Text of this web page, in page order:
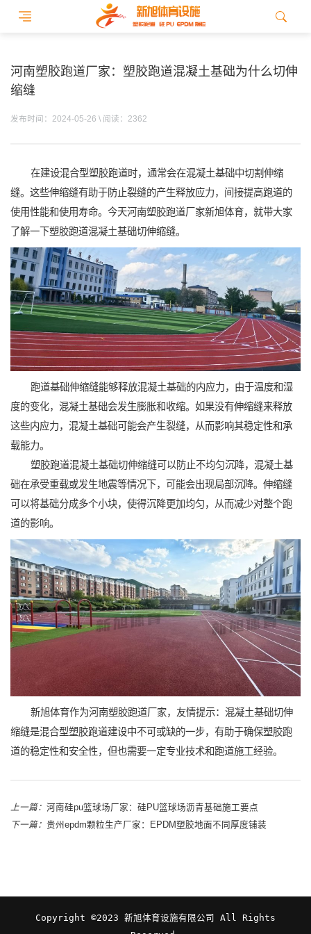
河南塑胶跑道厂家：塑胶跑道混凝土基础为什么切伸
缩缝
发布时间：2024-05-26 \ 阅读：2362
在建设混合型塑胶跑道时，通常会在混凝土基础中切割伸缩
缝。这些伸缩缝有助于防止裂缝的产生释放应力，间接提高跑道的
使用性能和使用寿命。今天河南塑胶跑道厂家新旭体育，就带大家
了解一下塑胶跑道混凝土基础切伸缩缝。
跑道基础伸缩缝能够释放混凝土基础的内应力，由于温度和湿
度的变化，混凝土基础会发生膨胀和收缩。如果没有伸缩缝来释放
这些内应力，混凝土基础可能会产生裂缝，从而影响其稳定性和承
载能力。
塑胶跑道混凝土基础切伸缩缝可以防止不均匀沉降，混凝土基
础在承受重载或发生地震等情况下，可能会出现局部沉降。伸缩缝
可以将基础分成多个小块，使得沉降更加均匀，从而减少对整个跑
道的影响。
新旭体育作为河南塑胶跑道厂家，友情提示：混凝土基础切伸
缩缝是混合型塑胶跑道建设中不可或缺的一步，有助于确保塑胶跑
道的稳定性和安全性，但也需要一定专业技术和跑道施工经验。
上一篇： 河南硅pu篮球场厂家：硅PU篮球场沥青基础施工要点
下一篇： 贵州epdm颗粒生产厂家：EPDM塑胶地面不同厚度铺装
Copyright ©2023 新旭体育设施有限公司 All Rights